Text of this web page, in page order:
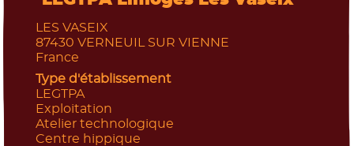
LES VASEIX
87430 VERNEUIL SUR VIENNE
France
Type d'établissement
LEGTPA
Exploitation
Atelier technologique
Centre hippique